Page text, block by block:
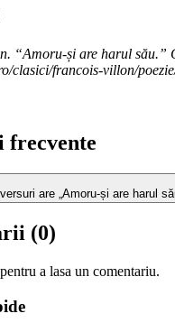
“Amoru-și are harul său.”
clasici/francois-villon/
are „Amoru-și are harul
(0)
pentru a lasa un comentariu.